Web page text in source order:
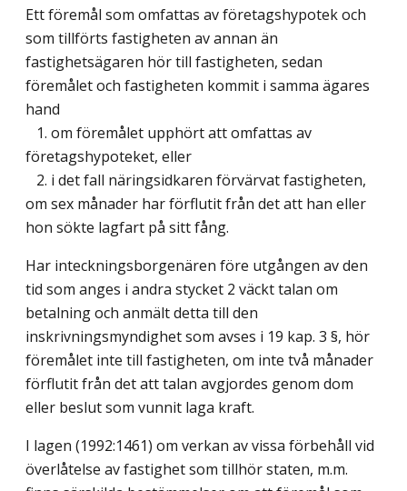
Ett föremål som omfattas av företagshypotek och
som tillförts fastigheten av annan än
fastighetsägaren hör till fastigheten, sedan
föremålet och fastigheten kommit i samma ägares
hand
1. om föremålet upphört att omfattas av
företagshypoteket, eller
2. i det fall näringsidkaren förvärvat fastigheten,
om sex månader har förflutit från det att han eller
hon sökte lagfart på sitt fång.
Har inteckningsborgenären före utgången av den
tid som anges i andra stycket 2 väckt talan om
betalning och anmält detta till den
inskrivningsmyndighet som avses i 19 kap. 3 §, hör
föremålet inte till fastigheten, om inte två månader
förflutit från det att talan avgjordes genom dom
eller beslut som vunnit laga kraft.
I lagen (1992:1461) om verkan av vissa förbehåll vid
överlåtelse av fastighet som tillhör staten, m.m.